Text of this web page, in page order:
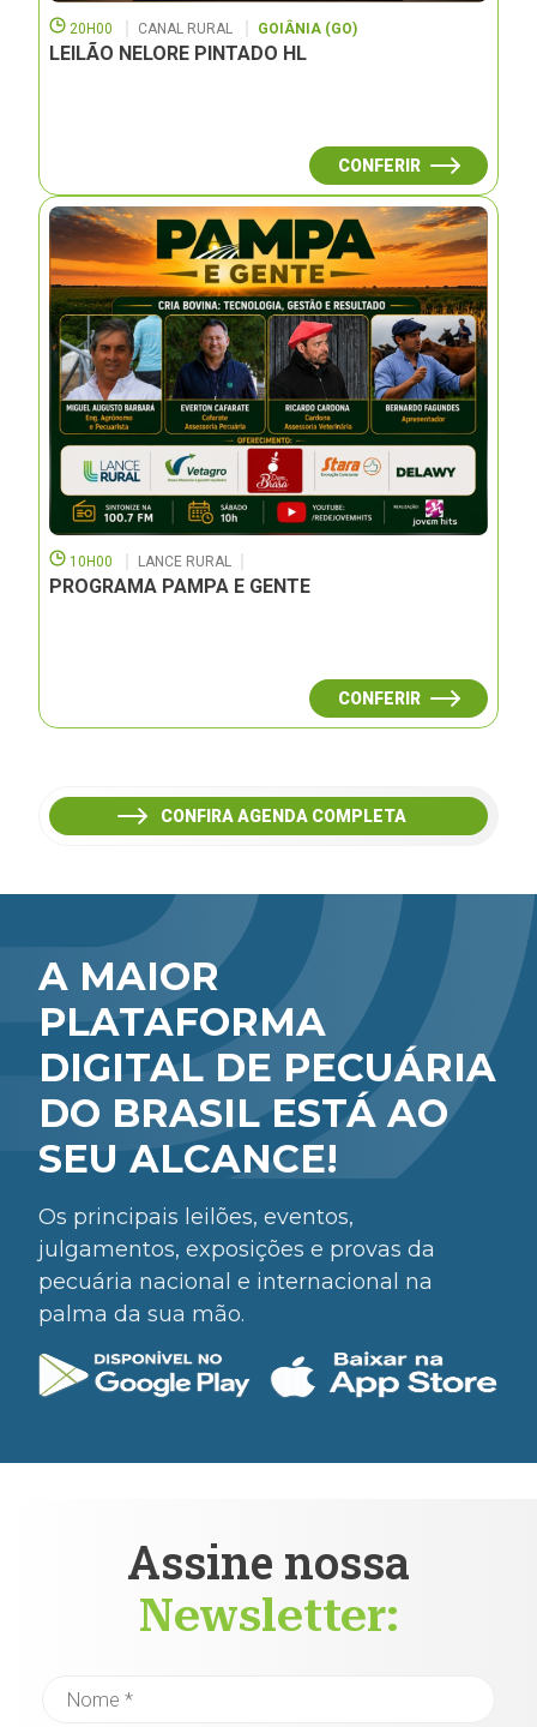
20H00 CANAL RURAL GOIÂNIA (GO)
LEILÃO NELORE PINTADO HL
CONFERIR
10H00 LANCE RURAL
PROGRAMA PAMPA E GENTE
CONFERIR
CONFIRA AGENDA COMPLETA
A MAIOR
PLATAFORMA
DIGITAL DE PECUÁRIA
DO BRASIL ESTÁ AO
SEU ALCANCE!
Os principais leilões, eventos,
julgamentos, exposições e provas da
pecuária nacional e internacional na
palma da sua mão.
Assine nossa
Newsletter: